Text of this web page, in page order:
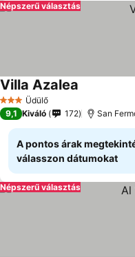
Népszerű választás
3 Kategória
Üdülő
Villa Azalea
9,1 Kiváló 172 San
A pontos árak
válasszon dátumokat
Népszerű választás